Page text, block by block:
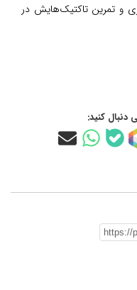
و تمرین تاکتیک‌هایش در
دنبال کنید: